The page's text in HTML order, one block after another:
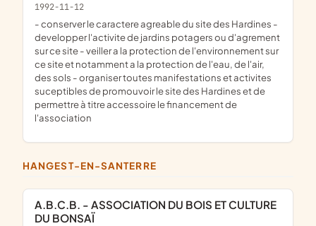
1992-11-12
- conserver le caractere agreable du site des Hardines -
developper l'activite de jardins potagers ou d'agrement
sur ce site - veiller a la protection de l'environnement sur
ce site et notamment a la protection de l'eau, de l'air,
des sols - organiser toutes manifestations et activites
suceptibles de promouvoir le site des Hardines et de
permettre à titre accessoire le financement de
l'association
HANGEST-EN-SANTERRE
A.B.C.B. - ASSOCIATION DU BOIS ET CULTURE
DU BONSAÏ